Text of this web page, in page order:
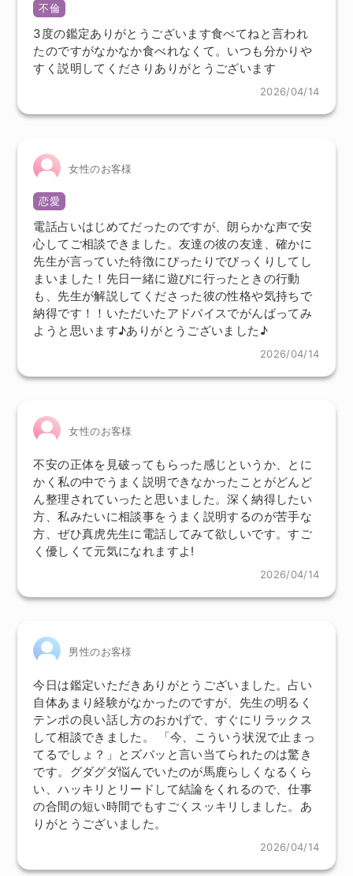
不倫
3度の鑑定ありがとうございます食べてねと言われ
たのですがなかなか食べれなくて。いつも分かりや
すく説明してくださりありがとうございます
2026/04/14
女性のお客様
恋愛
電話占いはじめてだったのですが、朗らかな声で安
心してご相談できました。友達の彼の友達、確かに
先生が言っていた特徴にぴったりでびっくりしてし
まいました！先日一緒に遊びに行ったときの行動
も、先生が解説してくださった彼の性格や気持ちで
納得です！！いただいたアドバイスでがんばってみ
ようと思います♪ありがとうございました♪
2026/04/14
女性のお客様
不安の正体を見破ってもらった感じというか、とに
かく私の中でうまく説明できなかったことがどんど
ん整理されていったと思いました。深く納得したい
方、私みたいに相談事をうまく説明するのが苦手な
方、ぜひ真虎先生に電話してみて欲しいです。すご
く優しくて元気になれますよ!
2026/04/14
男性のお客様
今日は鑑定いただきありがとうございました。占い
自体あまり経験がなかったのですが、先生の明るく
テンポの良い話し方のおかげで、すぐにリラックス
して相談できました。 「今、こういう状況で止まっ
てるでしょ？」とズバッと言い当てられたのは驚き
です。グダグダ悩んでいたのが馬鹿らしくなるくら
い、ハッキリとリードして結論をくれるので、仕事
の合間の短い時間でもすごくスッキリしました。あ
りがとうございました。
2026/04/14